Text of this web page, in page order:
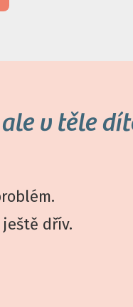
v těle
dřív.